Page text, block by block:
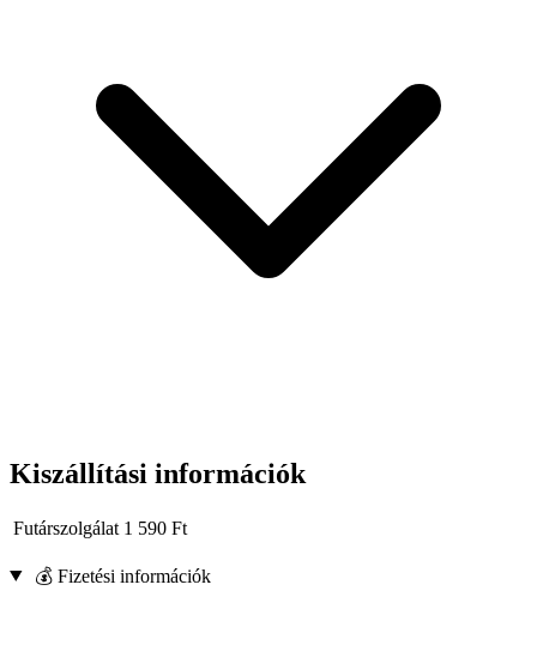
Kiszállítási információk
Futárszolgálat 1 590 Ft
💰 Fizetési információk